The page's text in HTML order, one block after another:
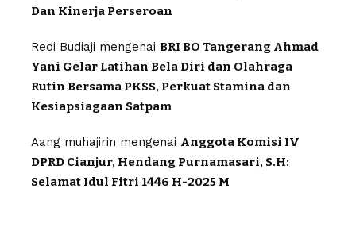
Dan Kinerja Perseroan
Redi Budiaji mengenai BRI BO Tangerang Ahmad
Yani Gelar Latihan Bela Diri dan Olahraga
Rutin Bersama PKSS, Perkuat Stamina dan
Kesiapsiagaan Satpam
Aang muhajirin mengenai Anggota Komisi IV
DPRD Cianjur, Hendang Purnamasari, S.H:
Selamat Idul Fitri 1446 H-2025 M